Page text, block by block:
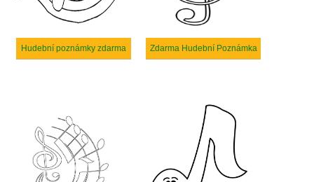
Hudební poznámky zdarma Zdarma Hudební Poznámka